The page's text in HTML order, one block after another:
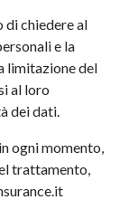
di chiedere al
e la
limitazione del
al loro
dei dati.
ogni momento,
trattamento,